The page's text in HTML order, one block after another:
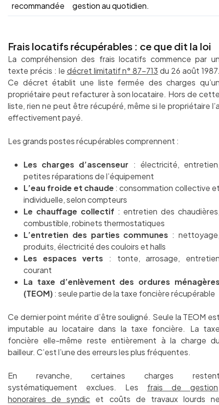
recommandée
gestion au quotidien.
Frais locatifs récupérables : ce que dit la loi
La compréhension des frais locatifs commence par
texte précis : le décret limitatif n° 87-713 du 26 août
Ce décret établit une liste fermée des charges
propriétaire peut refacturer à son locataire. Hors de
liste, rien ne peut être récupéré, même si le propriétaire
effectivement payé.
Les grands postes récupérables comprennent :
Les charges d’ascenseur : électricité,
petites réparations de l’équipement
L’eau froide et chaude : consommation collective
individuelle, selon compteurs
Le chauffage collectif : entretien des
combustible, robinets thermostatiques
L’entretien des parties communes :
produits, électricité des couloirs et halls
Les espaces verts : tonte, arrosage,
courant
La taxe d’enlèvement des ordures
(TEOM): seule partie de la taxe foncière récupérable
Ce dernier point mérite d’être souligné. Seule la TEOM
imputable au locataire dans la taxe foncière. La
foncière elle-même reste entièrement à la charge
bailleur. C’est l’une des erreurs les plus fréquentes.
En revanche, certaines charges
systématiquement exclues. Les frais de
honoraires de syndic et coûts de travaux lourds